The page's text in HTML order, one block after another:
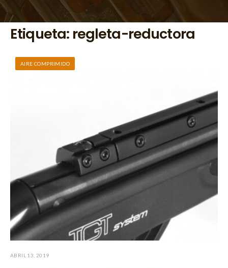
Etiqueta: regleta-reductora
AIRE COMPRIMIDO
ABRIL 13, 2019